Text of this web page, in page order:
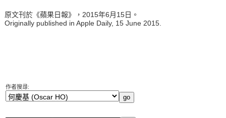
原文刊於《蘋果日報》，2015年6月15日。
Originally published in Apple Daily, 15 June 2015.
作者搜尋: